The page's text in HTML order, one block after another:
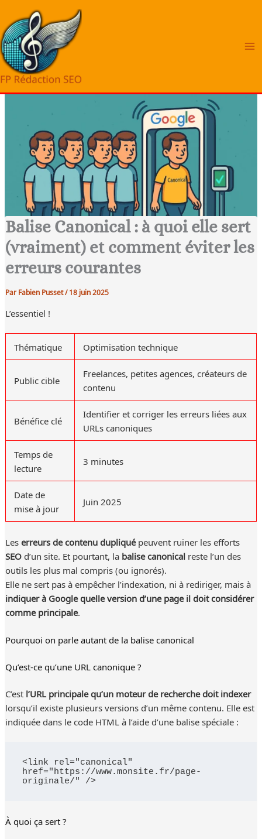
contenu
Balise Canonical : à quoi elle sert
(vraiment) et comment éviter les
erreurs courantes
ParFabien Pusset/18 juin 2025
L’essentiel !
Thématique Optimisation technique
Public cible
Freelances, petites agences, créateurs de
contenu
Bénéfice clé
Identifier et corriger les erreurs liées aux
URLs canoniques
Temps de
lecture
3 minutes
Date de
mise à jour
Juin 2025
Leserreurs de contenu dupliquépeuvent ruiner les efforts
SEOd’un site. Et pourtant, labalise canonicalreste l’un des
outils les plus mal compris (ou ignorés).
Elle ne sert pas à empêcher l’indexation, ni à rediriger, mais à
indiquer à Google quelle version d’une page il doit considérer
comme principale.
Pourquoi on parle autant de la balise canonical
Qu’est-ce qu’une URL canonique ?
C’estl’URL principale qu’un moteur de recherche doit indexer
lorsqu’il existe plusieurs versions d’un même contenu. Elle est
indiquée dans le code HTML à l’aide d’une balise spéciale :
<link rel="canonical"
href="https://www.monsite.fr/page-
originale/" />
À quoi ça sert ?